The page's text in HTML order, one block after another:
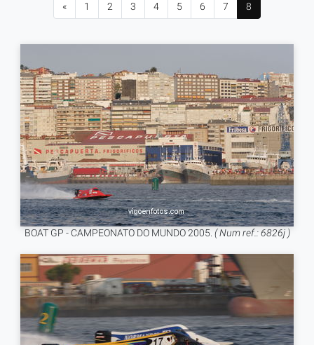
« 1 2 3 4 5 6 7 8
BOAT GP - CAMPEONATO DO MUNDO 2005. ( Num ref.: 6826j )